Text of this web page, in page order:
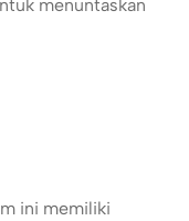
menuntaskan
ini memiliki